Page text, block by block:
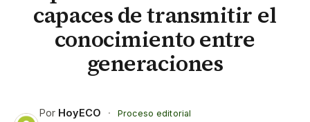
capaces de transmitir el
conocimiento entre
generaciones
Por HoyECO ·
Proceso editorial